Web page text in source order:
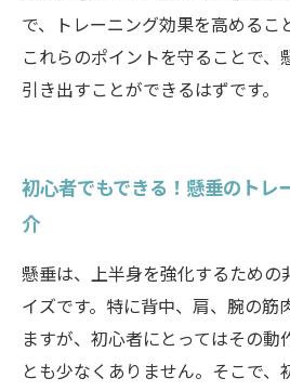
で、トレーニング効果を高めるこ
これらのポイントを守ることで、
引き出すことができるはずです。
初心者でもできる！懸垂のトレ
介
懸垂は、上半身を強化するための
イズです。特に背中、肩、腕の筋
ますが、初心者にとってはその動
とも少なくありません。そこで、